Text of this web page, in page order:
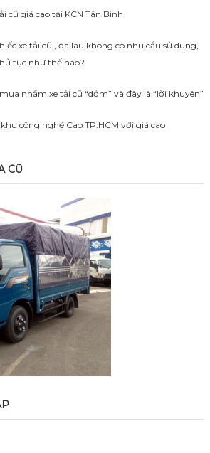
cũ giá cao tại KCN Tân Bình
xe tải cũ , đã lâu không có nhu cầu sử dung,
tục như thế nào?
nhầm xe tải cũ “dỏm” và đây là “lời khuyên”
công nghệ Cao TP.HCM với giá cao
CŨ